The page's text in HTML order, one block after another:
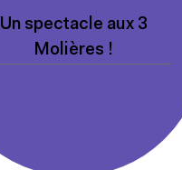
Un spectacle aux 3
Molières !